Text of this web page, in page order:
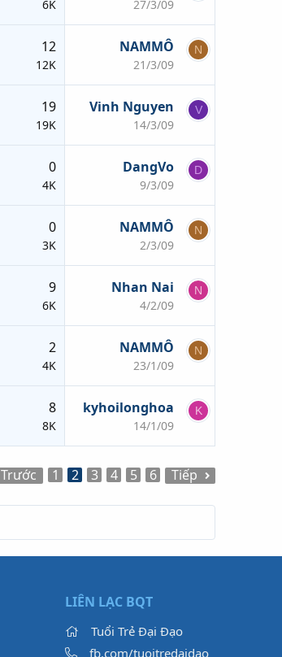
6K 27/3/09
12
12K
NAMMÔ
21/3/09
N
19
19K
Vinh Nguyen
14/3/09
V
0
4K
DangVo
9/3/09
D
0
3K
NAMMÔ
2/3/09
N
9
6K
Nhan Nai
4/2/09
N
2
4K
NAMMÔ
23/1/09
N
8
8K
kyhoilonghoa
14/1/09
K
Trước 1 2 3 4 5 6 Tiếp
LIÊN LẠC BQT
Tuổi Trẻ Đại Đạo
fb.com/tuoitredaidao